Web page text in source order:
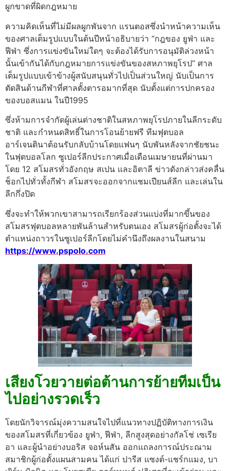
ผูกขาดที่ผิดกฎหมาย
ความคิดเห็นที่ไม่มีผลผูกพันจาก แรนตอสซึ่งนำหน้าความเห็น
ของศาลเต็มรูปแบบในต้นปีหน้าอธิบายว่า “กฎของ ยูฟ่า และ
ฟีฟ่า ซึ่งการแข่งขันใหม่ใดๆ จะต้องได้รับการอนุมัติล่วงหน้า
นั้นเข้ากันได้กับกฎหมายการแข่งขันของสหภาพยุโรป” ศาล
เต็มรูปแบบเข้าข้างผู้สนับสนุนทั่วไปเป็นส่วนใหญ่ นับเป็นการ
ตัดสินด้านกีฬาที่ศาลตั้งตารอมากที่สุด นับตั้งแต่การปกครอง
ของบอสแมน ในปี1995
ซึ่งห้ามการจำกัดผู้เล่นต่างชาติในสหภาพยุโรปภายในลีกระดับ
ชาติ และกำหนดสิทธิ์ในการโอนย้ายฟรี ทีมฟุตบอล
อาร์เจนตินาต้อนรับกลับบ้านโดยแฟนๆ นับพันหลังจากชัยชนะ
ในฟุตบอลโลก ซูเปอร์ลีกประกาศเมื่อเดือนเมษายนที่ผ่านมา
โดย 12 สโมสรทั่วอังกฤษ สเปน และอิตาลี ข่าวดังกล่าวส่งคลื่น
ช็อกไปทั่วทั้งกีฬา สโมสรจะออกจากแชมเปียนส์ลีก และเล่นใน
ลีกกึ่งปิด
ซึ่งจะทำให้พวกเขาสามารถเรียกร้องส่วนแบ่งที่มากขึ้นของ
สโมสรฟุตบอลหลายพันล้านสำหรับตนเอง สโมสรผู้ก่อตั้งจะได้
ตำแหน่งถาวรในซูเปอร์ลีกโดยไม่คำนึงถึงผลงานในสนาม
https://www.pspolo.com
เสียงโวยวายต่อต้านการย้ายทีมเป็น
ไปอย่างรวดเร็ว
โดยนักวิจารณ์มุ่งความสนใจไปที่แนวทางปฏิบัติทางการเงิน
ของสโมสรที่เกี่ยวข้อง ยูฟ่า, ฟีฟ่า, ลีกสูงสุดอย่างกัลโช่ เซเรีย
อา และผู้นำอย่างบอริส จอห์นสัน ออกแถลงการณ์ประณาม
สมาชิกผู้ก่อตั้งแผนสามคน ได้แก่ ปารีส แซงต์-แชร์กแมง, บา